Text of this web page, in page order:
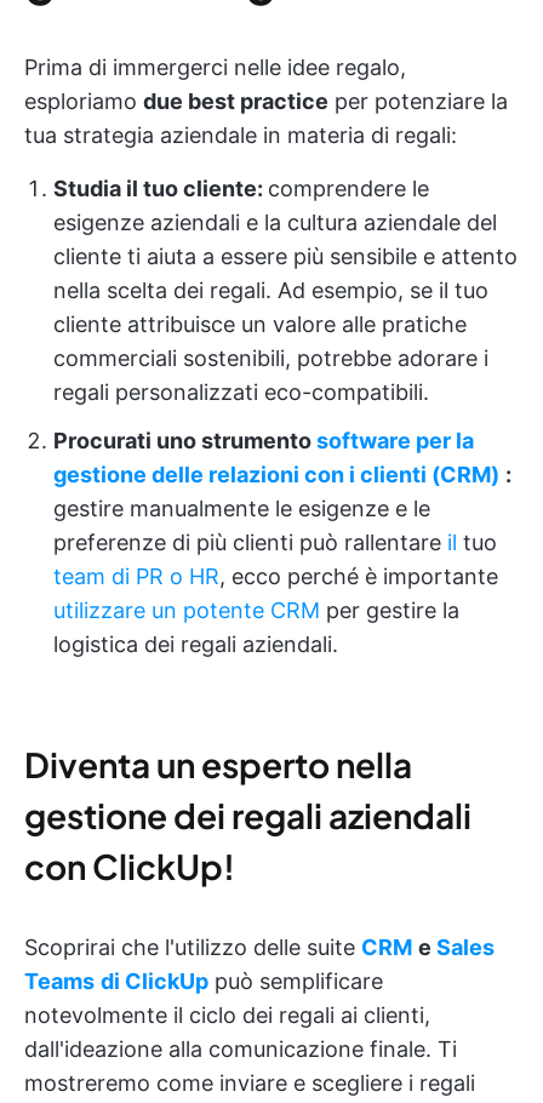
Prima di immergerci nelle idee regalo,
esploriamo due best practice per potenziare la
tua strategia aziendale in materia di regali:
Studia il tuo cliente: comprendere le
esigenze aziendali e la cultura aziendale del
cliente ti aiuta a essere più sensibile e attento
nella scelta dei regali. Ad esempio, se il tuo
cliente attribuisce un valore alle pratiche
commerciali sostenibili, potrebbe adorare i
regali personalizzati eco-compatibili.
Procurati unostrumentosoftware per la
gestione delle relazioni con i clienti (CRM) :
gestire manualmente le esigenze e le
preferenze di più clienti può rallentare il tuo
team di PR o HR, ecco perché è importante
utilizzare un potente CRM per gestire la
logistica dei regali aziendali.
Diventa un esperto nella
gestione dei regali aziendali
con ClickUp!
Scoprirai che l'utilizzo delle suite CRM e Sales
Teams di ClickUp può semplificare
notevolmente il ciclo dei regali ai clienti,
dall'ideazione alla comunicazione finale. Ti
mostreremo come inviare e scegliere i regali